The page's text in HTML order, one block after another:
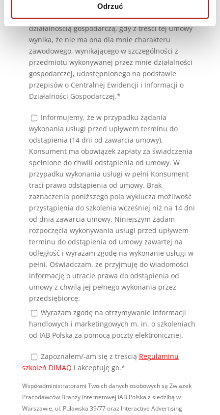
Odrzuć
gospodarczą lub zawodową lub zawierającą
umowę bezpośrednio związaną z moją
działalnością gospodarczą, gdy z treści tej umowy
wynika, że nie ma ona dla mnie charakteru
zawodowego, wynikającego w szczególności z
przedmiotu wykonywanej przez mnie działalności
gospodarczej, udostępnionego na podstawie
przepisów o Centralnej Ewidencji i Informacji o
Działalności Gospodarczej.*
Informujemy, że w przypadku żądania
wykonania usługi przed upływem terminu do
odstąpienia (14 dni od zawarcia umowy),
Konsument ma obowiązek zapłaty za świadczenia
spełnione do chwili odstąpienia od umowy. W
przypadku wykonania usługi w pełni Konsument
traci prawo odstąpienia od umowy. Brak
zaznaczenia poniższego pola wyklucza możliwość
przystąpienia do szkolenia wcześniej niż na 14 dni
od dnia zawarcia umowy. Niniejszym żądam
rozpoczęcia wykonywania usługi przed upływem
terminu do odstąpienia od umowy zawartej na
odległość i wyrażam zgodę na wykonanie usługi w
pełni. Oświadczam, że przyjmuję do wiadomości
informację o utracie prawa do odstąpienia od
umowy z chwilą jej pełnego wykonania przez
przedsiębiorcę.
Wyrażam zgodę na otrzymywanie informacji
handlowych i marketingowych m. in. o szkoleniach
od IAB Polska za pomocą poczty elektronicznej.
Zapoznałem/-am się z treścią Regulaminu
szkoleń DIMAQ i akceptuję go.*
Współadministratorami Twoich danych osobowych są Związek
Pracodawców Branży Internetowej IAB Polska z siedzibą w
Warszawie, ul. Puławska 39/77 oraz Interactive Advertising